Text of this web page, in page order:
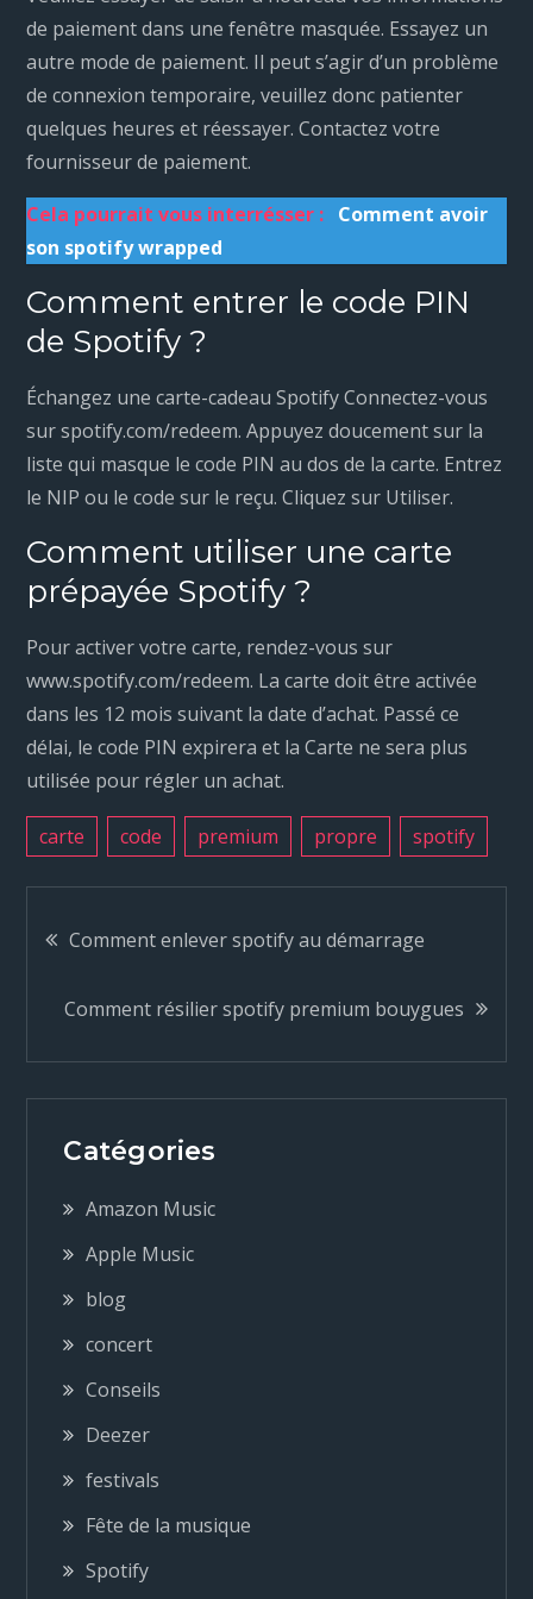
de paiement dans une fenêtre masquée. Essayez un
autre mode de paiement. Il peut s’agir d’un problème
de connexion temporaire, veuillez donc patienter
quelques heures et réessayer. Contactez votre
fournisseur de paiement.
Cela pourrait vous interrésser : Comment avoir
son spotify wrapped
Comment entrer le code PIN
de Spotify ?
Échangez une carte-cadeau Spotify Connectez-vous
sur spotify.com/redeem. Appuyez doucement sur la
liste qui masque le code PIN au dos de la carte. Entrez
le NIP ou le code sur le reçu. Cliquez sur Utiliser.
Comment utiliser une carte
prépayée Spotify ?
Pour activer votre carte, rendez-vous sur
www.spotify.com/redeem. La carte doit être activée
dans les 12 mois suivant la date d’achat. Passé ce
délai, le code PIN expirera et la Carte ne sera plus
utilisée pour régler un achat.
carte code premium propre spotify
N
a
v
g
a
t
o
n
d
Comment enlever spotify au démarrage
Comment résilier spotify premium bouygues
Catégories
Amazon Music
Apple Music
blog
concert
Conseils
Deezer
festivals
Fête de la musique
Spotify